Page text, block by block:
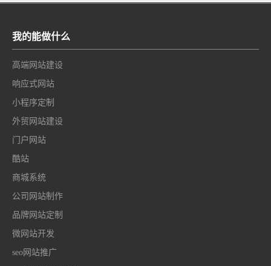
识度又符合当代审美的线上空间？这不仅是设计命题
我的能做什么
高端网站建设
响应式网站
小程序定制
外贸网站建设
门户网站
酷站
商城系统
公司网站制作
品牌网站定制
微网站开发
seo网站推广